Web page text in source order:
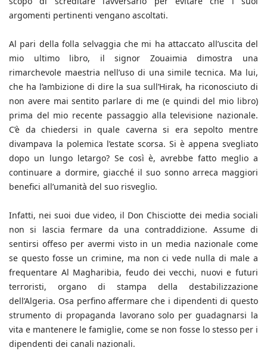
argomenti pertinenti vengano ascoltati.
Al pari della folla selvaggia che mi ha attaccato all’uscita del
mio ultimo libro, il signor Zouaimia dimostra una
rimarchevole maestria nell’uso di una simile tecnica. Ma lui,
che ha l’ambizione di dire la sua sull’Hirak, ha riconosciuto di
non avere mai sentito parlare di me (e quindi del mio libro)
prima del mio recente passaggio alla televisione nazionale.
C’è da chiedersi in quale caverna si era sepolto mentre
divampava la polemica l’estate scorsa. Si è appena svegliato
dopo un lungo letargo? Se così è, avrebbe fatto meglio a
continuare a dormire, giacché il suo sonno arreca maggiori
benefici all’umanità del suo risveglio.
Infatti, nei suoi due video, il Don Chisciotte dei media sociali
non si lascia fermare da una contraddizione. Assume di
sentirsi offeso per avermi visto in un media nazionale come
se questo fosse un crimine, ma non ci vede nulla di male a
frequentare Al Magharibia, feudo dei vecchi, nuovi e futuri
terroristi, organo di stampa della destabilizzazione
dell’Algeria. Osa perfino affermare che i dipendenti di questo
strumento di propaganda lavorano solo per guadagnarsi la
vita e mantenere le famiglie, come se non fosse lo stesso per i
dipendenti dei canali nazionali.